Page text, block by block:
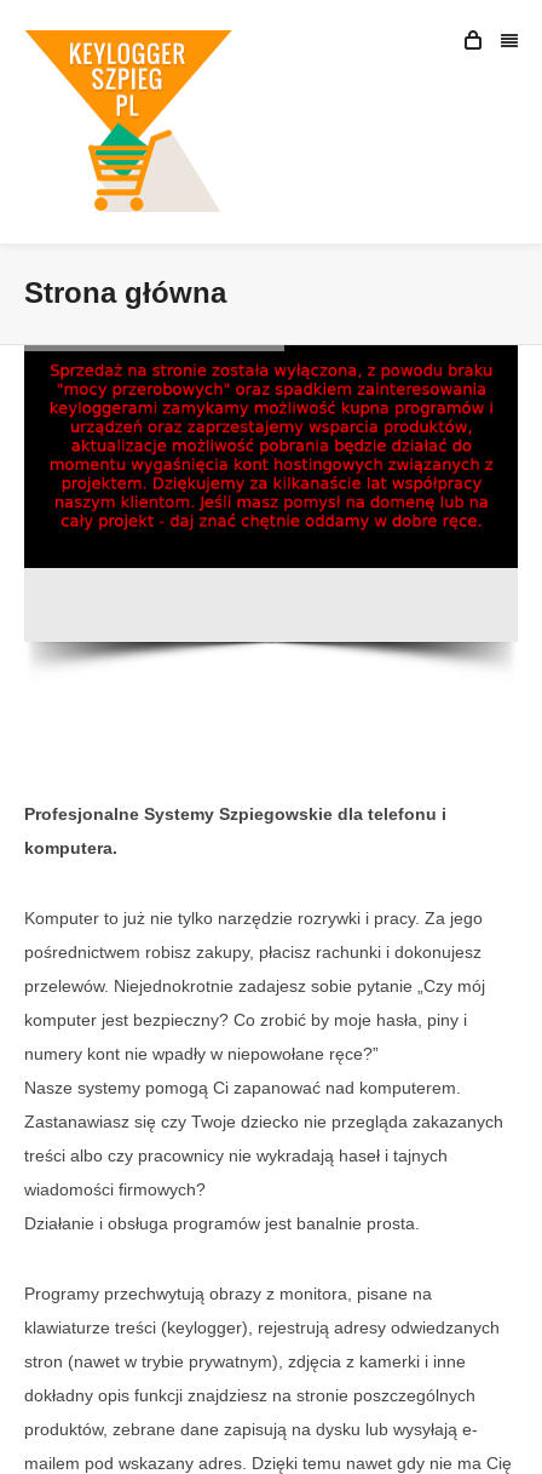
Strona główna
Profesjonalne Systemy Szpiegowskie dla telefonu i
komputera.
Komputer to już nie tylko narzędzie rozrywki i pracy. Za jego
pośrednictwem robisz zakupy, płacisz rachunki i dokonujesz
przelewów. Niejednokrotnie zadajesz sobie pytanie „Czy mój
komputer jest bezpieczny? Co zrobić by moje hasła, piny i
numery kont nie wpadły w niepowołane ręce?”
Nasze systemy pomogą Ci zapanować nad komputerem.
Zastanawiasz się czy Twoje dziecko nie przegląda zakazanych
treści albo czy pracownicy nie wykradają haseł i tajnych
wiadomości firmowych?
Działanie i obsługa programów jest banalnie prosta.
Programy przechwytują obrazy z monitora, pisane na
klawiaturze treści (keylogger), rejestrują adresy odwiedzanych
stron (nawet w trybie prywatnym), zdjęcia z kamerki i inne
dokładny opis funkcji znajdziesz na stronie poszczególnych
produktów, zebrane dane zapisują na dysku lub wysyłają e-
mailem pod wskazany adres. Dzięki temu nawet gdy nie ma Cię